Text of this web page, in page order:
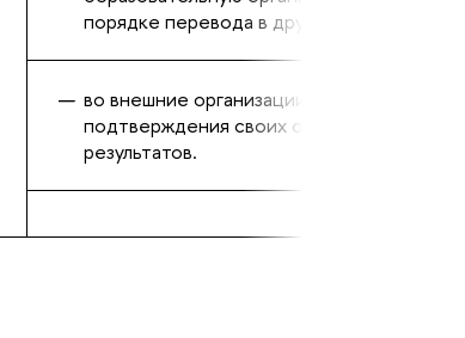
порядке перевода в другой вуз
во внешние организации с целью
подтверждения своих образовательных
результатов.